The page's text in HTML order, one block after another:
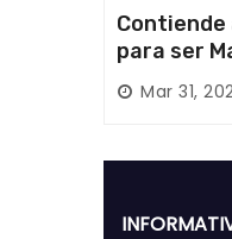
para ser
Poder
de
Mar 31,